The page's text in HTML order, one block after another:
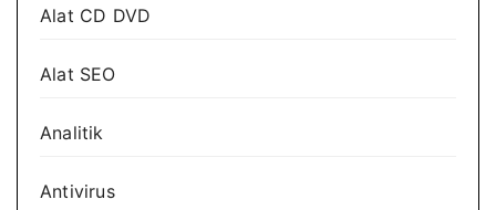
Alat CD DVD
Alat SEO
Analitik
Antivirus